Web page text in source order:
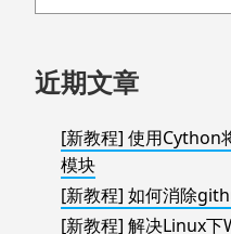
页
近期文章
[新教程] 使用Cython
模块
[新教程] 如何消除
[新教程] 解决Linux下